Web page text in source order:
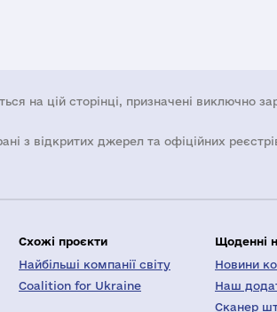
на цій сторінці, призначені виключно
з відкритих джерел та офіційних
Схожі проєкти
Найбільші компанії світу
Coalition for Ukraine
Щоденні
Новини
Наш
Сканер